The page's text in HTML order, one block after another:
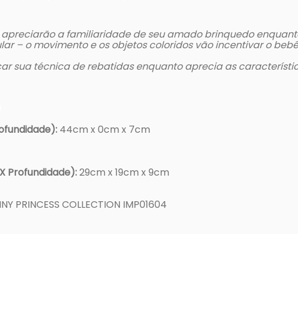
a familiaridade de seu amado brinquedo
– o movimento e os objetos coloridos vão incentivar o
sua técnica de rebatidas enquanto aprecia as
44cm x 0cm x 7cm
Profundidade):29cm x 19cm x 9cm
PRINCESS COLLECTION IMP01604